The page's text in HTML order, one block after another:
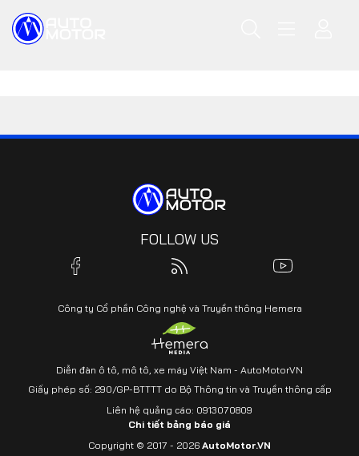
FOLLOW US
Công ty Cổ phần Công nghệ và Truyền thông Hemera
Diễn đàn ô tô, mô tô, xe máy Việt Nam - AutoMotorVN
Giấy phép số: 290/GP-BTTTT do Bộ Thông tin và Truyền thông cấp
Liên hệ quảng cáo: 0913070809
Chi tiết bảng báo giá
Copyright © 2017 - 2026 AutoMotor.VN